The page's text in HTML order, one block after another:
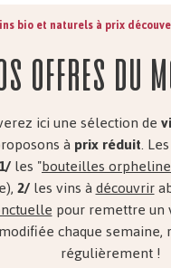
bio et naturels à prix
offres du
ici une sélection de
àprix réduit. Les
1/les "bouteilles
2/les vins àdécouvrir
pour remettre un
chaque
régulièrement !